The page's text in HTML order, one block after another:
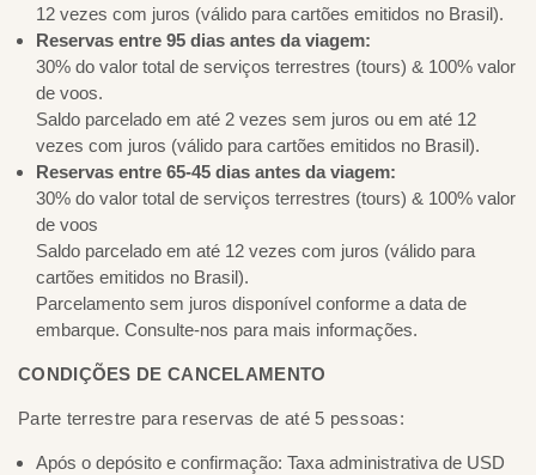
12 vezes com juros (válido para cartões emitidos no Brasil).
Reservas entre 95 dias antes da viagem:
30% do valor total de serviços terrestres (tours) & 100% valor
de voos.
Saldo parcelado em até 2 vezes sem juros ou em até 12
vezes com juros (válido para cartões emitidos no Brasil).
Reservas entre 65-45 dias antes da viagem:
30% do valor total de serviços terrestres (tours) & 100% valor
de voos
Saldo parcelado em até 12 vezes com juros (válido para
cartões emitidos no Brasil).
Parcelamento sem juros disponível conforme a data de
embarque. Consulte-nos para mais informações.
CONDIÇÕES DE CANCELAMENTO
Parte terrestre para reservas de até 5 pessoas:
Após o depósito e confirmação: Taxa administrativa de USD